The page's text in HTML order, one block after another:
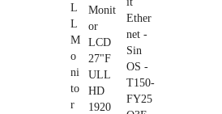
L
L
M
o
ni
to
r